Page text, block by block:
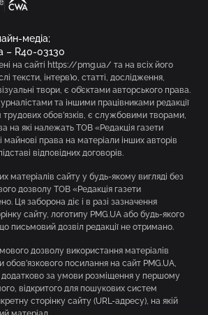
медіа;
– R40-03130
на сайті https://pmg.ua/ та на всіх його
тексти, інтерв’ю, статті, дослідження,
твори, є об’єктами авторського права.
та іншими працівниками редакції
трудових обов’язків, є службовими творами,
на які належать ТОВ «Редакція газети
права на матеріали інших авторів
відповідних договорів.
матеріалів сайту у будь-якому вигляді без
дозволу ТОВ «Редакція газети
Ця заборона діє і в разі зазначення
сайту, логотипу PMG.UA або будь-якого
письмовий дозвіл редакції не отримано.
дозволу використання матеріалів
посилання на сайт PMG.UA,
додатково за умови розміщення у першому
відкритого для пошукових систем
сторінку сайту (URL-адресу), на якій